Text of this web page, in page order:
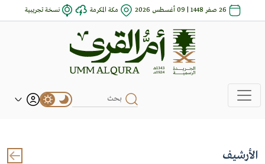
26 صفر 1448 | 09 أغسطس 2026 مكة المكرمة نسخة تجريبية
الأرشيف